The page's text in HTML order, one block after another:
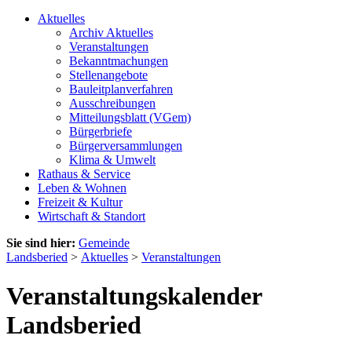
Aktuelles
Archiv Aktuelles
Veranstaltungen
Bekanntmachungen
Stellenangebote
Bauleitplanverfahren
Ausschreibungen
Mitteilungsblatt (VGem)
Bürgerbriefe
Bürgerversammlungen
Klima & Umwelt
Rathaus & Service
Leben & Wohnen
Freizeit & Kultur
Wirtschaft & Standort
Sie sind hier: Gemeinde
Landsberied > Aktuelles > Veranstaltungen
Veranstaltungskalender
Landsberied